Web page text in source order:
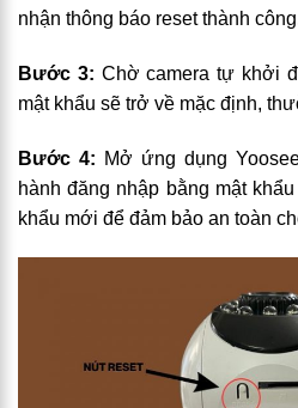
nhận thông báo reset thành
Bước 3: Chờ camera tự khởi
mật khẩu sẽ trở về mặc định,
Bước 4: Mở ứng dụng
hành đăng nhập bằng mật
khẩu mới để đảm bảo an toàn